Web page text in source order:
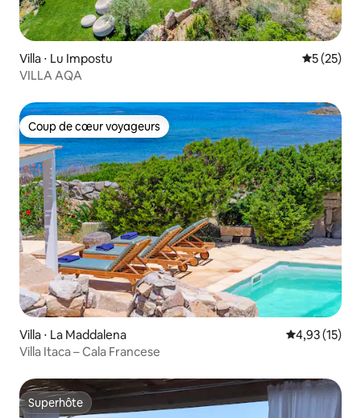
Villa ⋅ Lu Impostu
5 (25)
VILLA AQA
Coup de cœur voyageurs
Coup de cœur voyageurs
Villa ⋅ La Maddalena Évaluation
4,93 (15)
Villa Itaca – Cala Francese
Superhôte
Superhôte